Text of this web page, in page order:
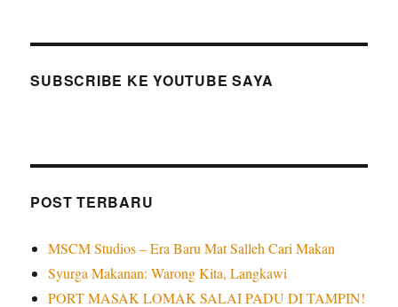
SUBSCRIBE KE YOUTUBE SAYA
POST TERBARU
MSCM Studios – Era Baru Mat Salleh Cari Makan
Syurga Makanan: Warong Kita, Langkawi
PORT MASAK LOMAK SALAI PADU DI TAMPIN!